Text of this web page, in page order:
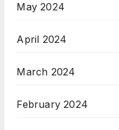
May 2024
April 2024
March 2024
February 2024